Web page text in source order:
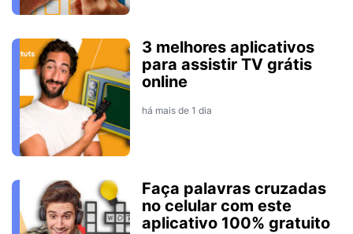
3 melhores aplicativos
para assistir TV grátis
online
há mais de 1 dia
Faça palavras cruzadas
no celular com este
aplicativo 100% gratuito